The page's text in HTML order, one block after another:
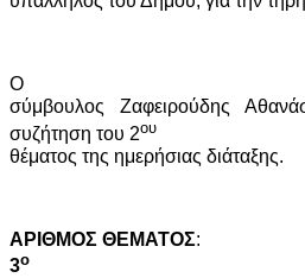
Ο
σύμβουλος Ζαφειρούδης
συζήτηση του 2ου
θέματος της ημερήσιας διάταξης.
A ΡΙΘΜΟΣ ΘΕΜΑΤΟΣ:
3ο